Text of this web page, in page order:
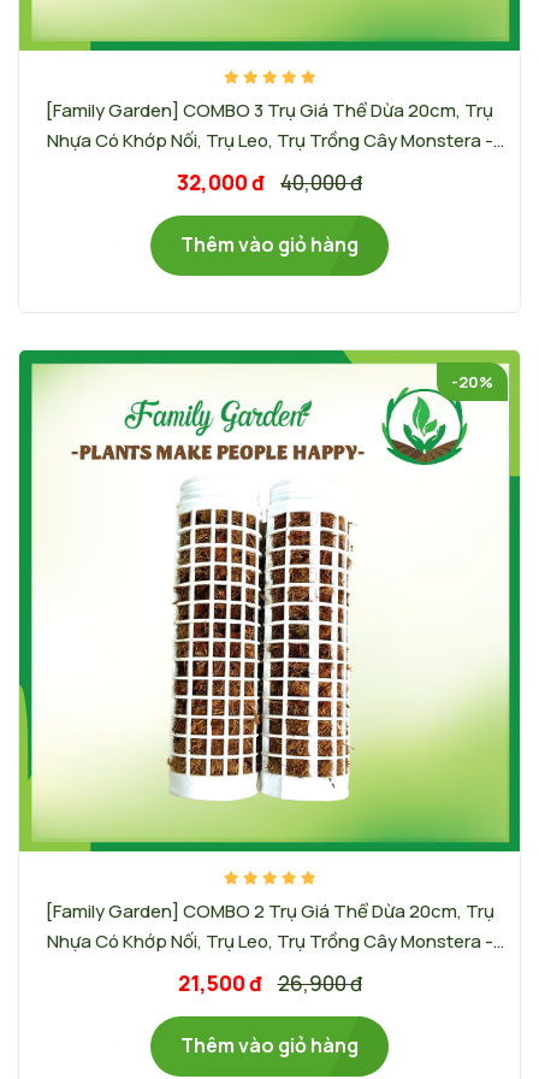
[Family Garden] COMBO 3 Trụ Giá Thể Dừa 20cm, Trụ
Nhựa Có Khớp Nối, Trụ Leo, Trụ Trồng Cây Monstera -
Màu sắc trụ: Trắng
32,000 đ 40,000 đ
Thêm vào giỏ hàng
-20%
[Family Garden] COMBO 2 Trụ Giá Thể Dừa 20cm, Trụ
Nhựa Có Khớp Nối, Trụ Leo, Trụ Trồng Cây Monstera -
Màu sắc trụ: Trắng
21,500 đ 26,900 đ
Thêm vào giỏ hàng